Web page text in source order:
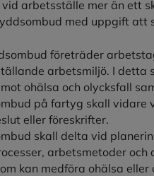
vid arbetsställe mer än ett
med uppgift att
företräder
arbetsmiljö. I detta
ohälsa och olycksfall
på fartyg skall vidare
eller föreskrifter.
skall delta vid
arbetsmetoder
kan medföra ohälsa